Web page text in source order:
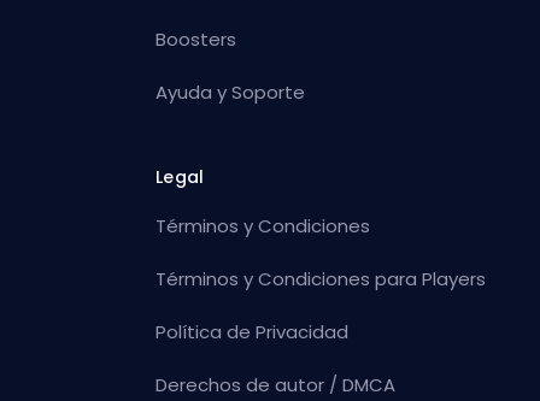
Boosters
Ayuda y Soporte
Legal
Términos y Condiciones
Términos y Condiciones para Players
Política de Privacidad
Derechos de autor / DMCA